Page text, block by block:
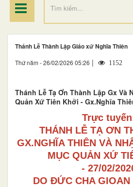
Thánh Lễ Thành Lập Giáo xứ Nghĩa Thiên
Thứ năm - 26/02/2026 05:26 | 1152
Thánh Lễ Tạ Ơn Thành Lập Gx Và
Quản Xứ Tiên Khởi - Gx.Nghĩa
Trực
THÁNH LỄ TẠ ƠN
GX.NGHĨA THIÊN VÀ
MỤC QUẢN XỨ
- 27/02/
DO ĐỨC CHA GIOAN